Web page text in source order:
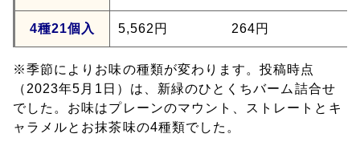
4種21個入 5,562円 264円
※季節によりお味の種類が変わります。投稿時点
（2023年5月1日）は、新緑のひとくちバーム詰合せ
でした。お味はプレーンのマウント、ストレートとキ
ャラメルとお抹茶味の4種類でした。